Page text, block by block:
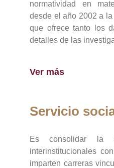
normatividad en
desde el año 2002 a
que ofrece tanto los
detalles de las
Ver más
Servicio
Es consolidar la
interinstitucionales
imparten carreras